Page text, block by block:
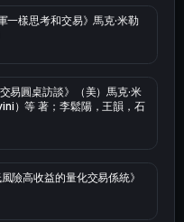
一樣思考和交易》馬克·米勒
易圓桌訪談》（美）馬克·米
）等 著；李鬆陽，王韻，石
險高收益的量化交易係統》